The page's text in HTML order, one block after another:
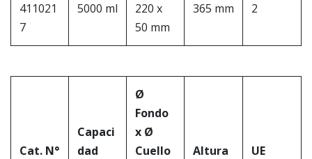
411021
7
5000 ml
220 x
50 mm
365 mm 2
Cat. N°
Capaci
dad
Ø
Fondo
x Ø
Cuello
Altura UE